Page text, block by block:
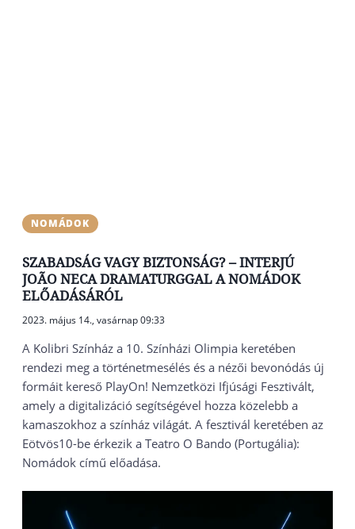
NOMÁDOK
SZABADSÁG VAGY BIZTONSÁG? – INTERJÚ
JOÃO NECA DRAMATURGGAL A NOMÁDOK
ELŐADÁSÁRÓL
2023. május 14., vasárnap 09:33
A Kolibri Színház a 10. Színházi Olimpia keretében
rendezi meg a történetmesélés és a nézői bevonódás új
formáit kereső PlayOn! Nemzetközi Ifjúsági Fesztivált,
amely a digitalizáció segítségével hozza közelebb a
kamaszokhoz a színház világát. A fesztivál keretében az
Eötvös10-be érkezik a Teatro O Bando (Portugália):
Nomádok című előadása.